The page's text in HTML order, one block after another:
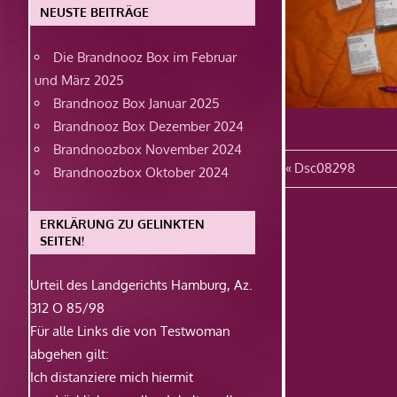
Vorheriger
Beitrag:
Dsc08298
NEUSTE BEITRÄGE
Die Brandnooz Box im Februar
und März 2025
Brandnooz Box Januar 2025
Brandnooz Box Dezember 2024
Brandnoozbox November 2024
Brandnoozbox Oktober 2024
ERKLÄRUNG ZU GELINKTEN
SEITEN!
Urteil des Landgerichts Hamburg, Az.
312 O 85/98
Für alle Links die von Testwoman
abgehen gilt:
Ich distanziere mich hiermit